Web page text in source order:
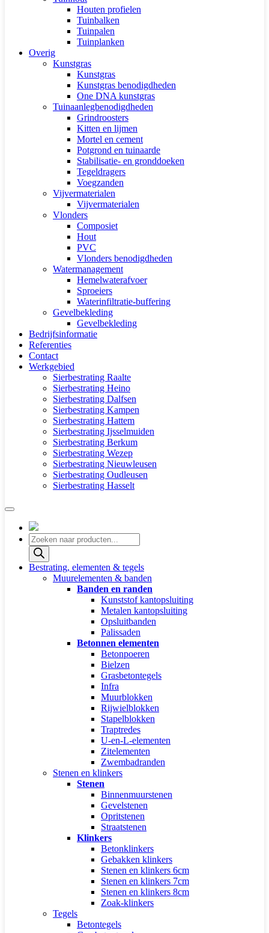
Houten profielen
Tuinbalken
Tuinpalen
Tuinplanken
Overig
Kunstgras
Kunstgras
Kunstgras benodigdheden
One DNA kunstgras
Tuinaanlegbenodigdheden
Grindroosters
Kitten en lijmen
Mortel en cement
Potgrond en tuinaarde
Stabilisatie- en gronddoeken
Tegeldragers
Voegzanden
Vijvermaterialen
Vijvermaterialen
Vlonders
Composiet
Hout
PVC
Vlonders benodigdheden
Watermanagement
Hemelwaterafvoer
Sproeiers
Waterinfiltratie-buffering
Gevelbekleding
Gevelbekleding
Bedrijfsinformatie
Referenties
Contact
Werkgebied
Sierbestrating Raalte
Sierbestrating Heino
Sierbestrating Dalfsen
Sierbestrating Kampen
Sierbestrating Hattem
Sierbestrating Ijsselmuiden
Sierbestrating Berkum
Sierbestrating Wezep
Sierbestrating Nieuwleusen
Sierbestrating Oudleusen
Sierbestrating Hasselt
Producten
zoeken
Bestrating, elementen & tegels
Muurelementen & banden
Banden en randen
Kunststof kantopsluiting
Metalen kantopsluiting
Opsluitbanden
Palissaden
Betonnen elementen
Betonpoeren
Bielzen
Grasbetontegels
Infra
Muurblokken
Rijwielblokken
Stapelblokken
Traptredes
U-en-L-elementen
Zitelementen
Zwembadranden
Stenen en klinkers
Stenen
Binnenmuurstenen
Gevelstenen
Opritstenen
Straatstenen
Klinkers
Betonklinkers
Gebakken klinkers
Stenen en klinkers 6cm
Stenen en klinkers 7cm
Stenen en klinkers 8cm
Zoak-klinkers
Tegels
Betontegels